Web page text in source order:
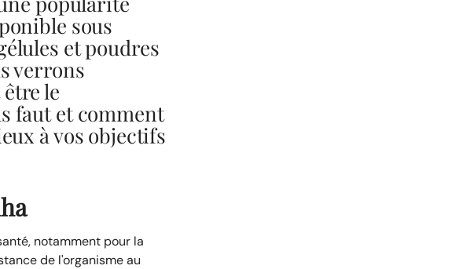
sous
et poudres
verrons
le
faut et comment
à vos objectifs
notamment pour la
de l'organisme au